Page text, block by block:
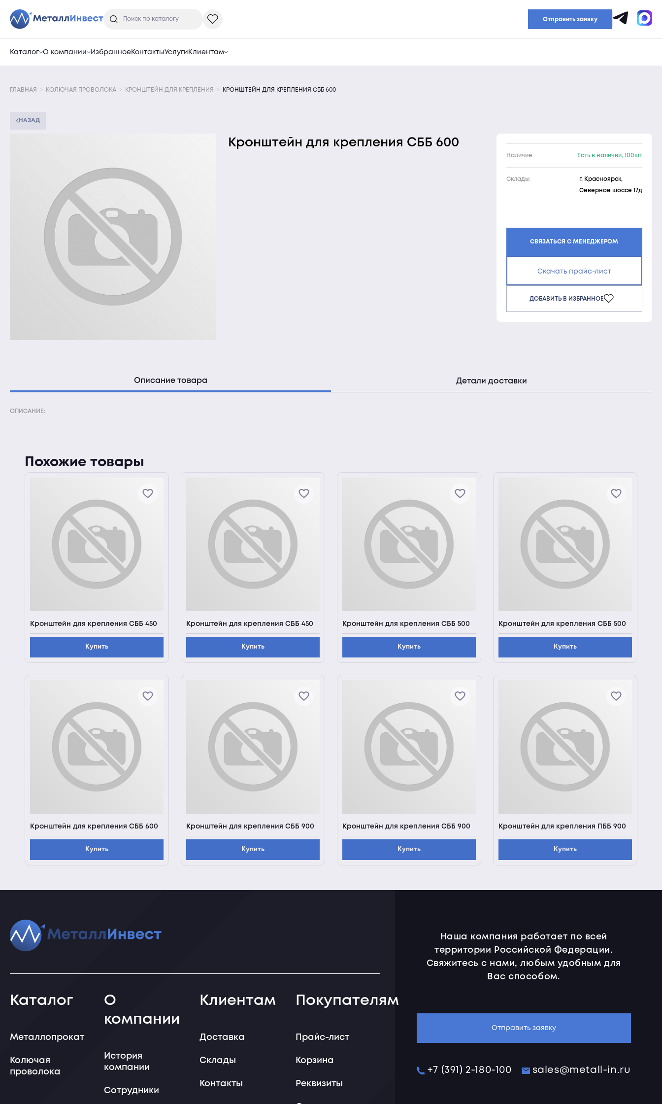
Отправить заявку
Каталог О компании ИзбранноеКонтактыУслуги Клиентам
ГЛАВНАЯ КОЛЮЧАЯ ПРОВОЛОКА КРОНШТЕЙН ДЛЯ КРЕПЛЕНИЯ КРОНШТЕЙН ДЛЯ КРЕПЛЕНИЯ СББ 600
НАЗАД
Кронштейн для крепления СББ 600
Наличие Есть в наличии, 100шт
Склады г. Красноярск,
Северное шоссе 17д
СВЯЗАТЬСЯ С МЕНЕДЖЕРОМ
Скачать прайс-лист
ДОБАВИТЬ В ИЗБРАННОЕ
Описание товара Детали доставки
ОПИСАНИЕ:
Похожие товары
Кронштейн для крепления СББ 450
Купить
Кронштейн для крепления СББ 450
Купить
Кронштейн для крепления СББ 500
Купить
Кронштейн для крепления СББ 500
Купить
Кронштейн для крепления СББ 600
Купить
Кронштейн для крепления СББ 900
Купить
Кронштейн для крепления СББ 900
Купить
Кронштейн для крепления ПББ 900
Купить
Каталог
Металлопрокат
Колючая
проволока
О
компании
История
компании
Сотрудники
Клиентам
Доставка
Склады
Контакты
Покупателям
Прайс-лист
Корзина
Реквизиты
Наша компания работает по всей
территории Российской Федерации.
Свяжитесь с нами, любым удобным для
Вас способом.
Отправить заявку
+7 (391) 2-180-100 sales@metall-in.ru